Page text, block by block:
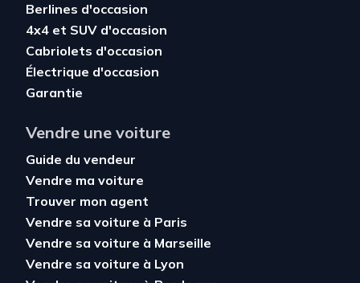
Berlines d'occasion
4x4 et SUV d'occasion
Cabriolets d'occasion
Électrique d'occasion
Garantie
Vendre une voiture
Guide du vendeur
Vendre ma voiture
Trouver mon agent
Vendre sa voiture à Paris
Vendre sa voiture à Marseille
Vendre sa voiture à Lyon